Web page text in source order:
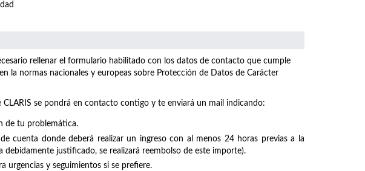
rellenar el formulario habilitado con los datos de contacto que cumple
la normas nacionales y europeas sobre Protección de Datos de Carácter
se pondrá en contacto contigo y te enviará un mail indicando:
de tu problemática.
cuenta donde deberá realizar un ingreso con al menos 24 horas previas a la
justificado, se realizará reembolso de este importe).
urgencias y seguimientos si se prefiere.